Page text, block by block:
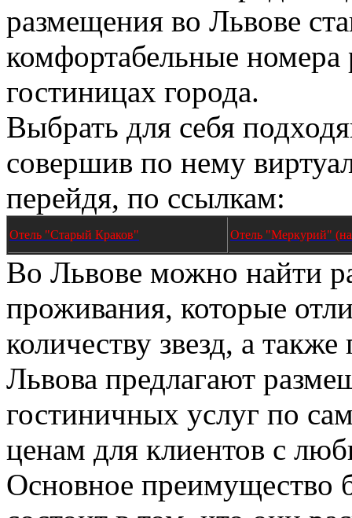
размещения во Львове
комфортабельные номера
гостиницах города.
Выбрать для себя
совершив по нему
перейдя, по ссылкам:
Отель "Старый Краков" Отель "Меркурий" (на
Во Львове можно найти
проживания, которые
количеству звезд, а
Львова предлагают
гостиничных услуг по
ценам для клиентов с
Основное преимущество